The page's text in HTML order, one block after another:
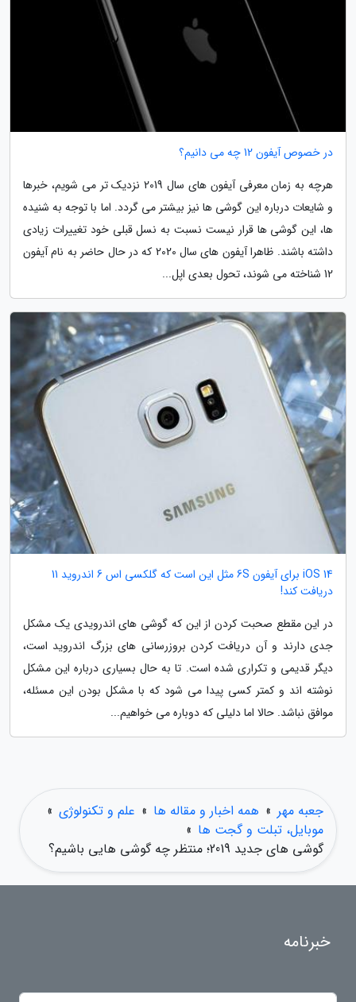
در خصوص آیفون 12 چه می دانیم؟
هرچه به زمان معرفی آیفون های سال 2019 نزدیک تر می شویم، خبرها
و شایعات درباره این گوشی ها نیز بیشتر می گردد. اما با توجه به شنیده
ها، این گوشی ها قرار نیست نسبت به نسل قبلی خود تغییرات زیادی
داشته باشند. ظاهرا آیفون های سال 2020 که در حال حاضر به نام آیفون
12 شناخته می شوند، تحول بعدی اپل...
iOS 14 برای آیفون 6S مثل این است که گلکسی اس 6 اندروید 11
دریافت کند!
در این مقطع صحبت کردن از این که گوشی های اندرویدی یک مشکل
جدی دارند و آن دریافت کردن بروزرسانی های بزرگ اندروید است،
دیگر قدیمی و تکراری شده است. تا به حال بسیاری درباره این مشکل
نوشته اند و کمتر کسی پیدا می شود که با مشکل بودن این مسئله،
موافق نباشد. حالا اما دلیلی که دوباره می خواهیم...
جعبه مهر » همه اخبار و مقاله ها » علم و تکنولوژی »
موبایل، تبلت و گجت ها »
گوشی های جدید 2019؛ منتظر چه گوشی هایی باشیم؟
خبرنامه